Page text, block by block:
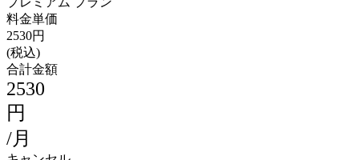
料金単価
2530円
(税込)
合計金額
2530
円
/月